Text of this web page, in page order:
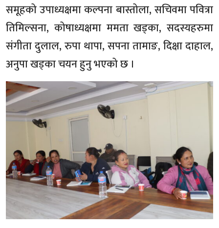
समूहको उपाध्यक्षमा कल्पना बास्तोला, सचिवमा पवित्रा
तिमिल्सना, कोषाध्यक्षमा ममता खड्का, सदस्यहरुमा
संगीता दुलाल, रुपा थापा, सपना तामाङ, दिक्षा दाहाल,
अनुपा खड्का चयन हुनु भएको छ ।